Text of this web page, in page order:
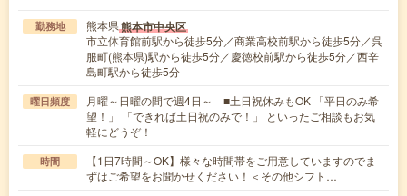
勤務地 熊本県熊本市中央区
市立体育館前駅から徒歩5分／商業高校前駅から徒歩5分／呉
服町(熊本県)駅から徒歩5分／慶徳校前駅から徒歩5分／西辛
島町駅から徒歩5分
曜日頻度
月曜～日曜の間で週4日～ ■土日祝休みもOK 「平日のみ希
望！」 「できれば土日祝のみで！」 といったご相談もお気
軽にどうぞ！
時間
【1日7時間～OK】様々な時間帯をご用意していますのでま
ずはご希望をお聞かせください！＜その他シフト…